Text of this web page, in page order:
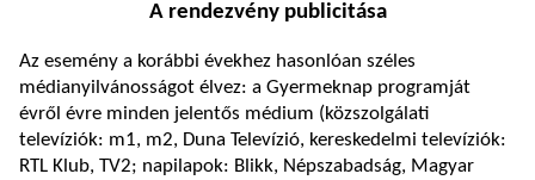
A rendezvény publicitása
Az esemény a korábbi évekhez hasonlóan széles
médianyilvánosságot élvez: a Gyermeknap programját
évről évre minden jelentős médium (közszolgálati
televíziók: m1, m2, Duna Televízió, kereskedelmi televíziók:
RTL Klub, TV2; napilapok: Blikk, Népszabadság, Magyar